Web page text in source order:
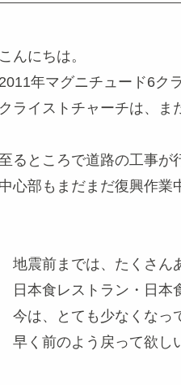
にちは。
年マグニチュード6クラ
イストチャーチは、まだ
ところで道路の工事が行
部もまだまだ復興作業中
前までは、たくさんあ
食レストラン・日本食
、とても少なくなって
前のよう戻って欲しい